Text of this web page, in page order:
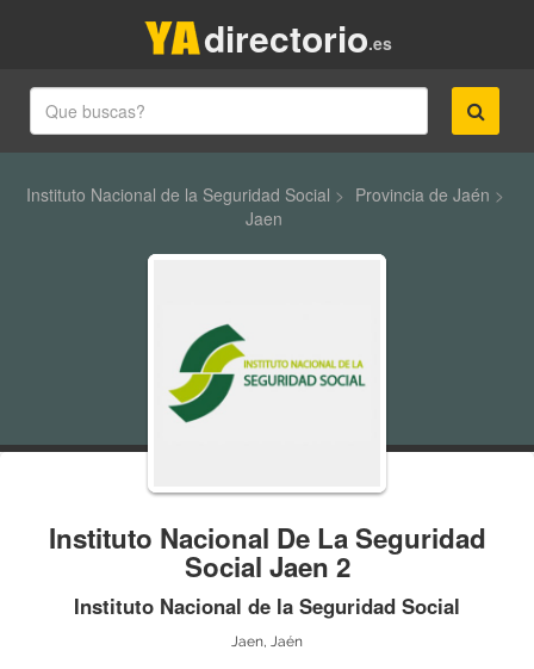
.es
directorio
Instituto Nacional de la Seguridad Social > Provincia de Jaén >
Jaen
Instituto Nacional De La Seguridad
Social Jaen 2
Instituto Nacional de la Seguridad Social
Jaen, Jaén